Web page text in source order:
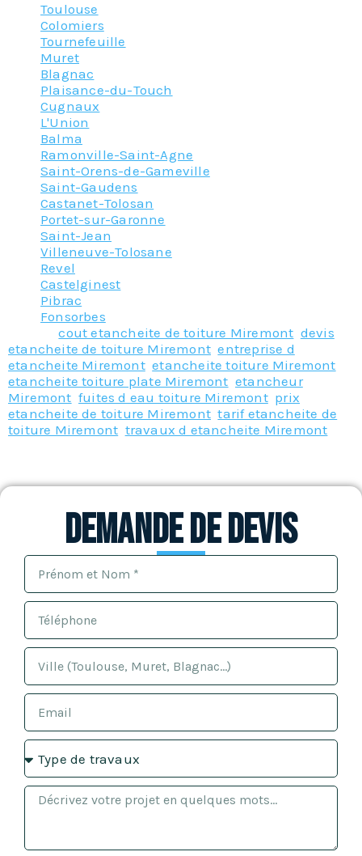
Toulouse
Colomiers
Tournefeuille
Muret
Blagnac
Plaisance-du-Touch
Cugnaux
L'Union
Balma
Ramonville-Saint-Agne
Saint-Orens-de-Gameville
Saint-Gaudens
Castanet-Tolosan
Portet-sur-Garonne
Saint-Jean
Villeneuve-Tolosane
Revel
Castelginest
Pibrac
Fonsorbes
Taggedcout etancheite de toiture Miremont devis
etancheite de toiture Miremont ,entreprise d
etancheite Miremont,etancheite toiture Miremont
etancheite toiture plate Miremont ,etancheur
Miremont ,fuites d eau toiture Miremont, prix
etancheite de toiture Miremont ,tarif etancheite de
toiture Miremont travaux d etancheite Miremont
Demande de devis